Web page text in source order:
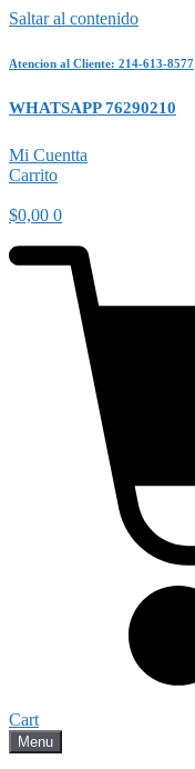
Saltar al contenido
Atencion al Cliente: 214-613-8577
WHATSAPP 76290210
Mi Cuentta
Carrito
$0,00 0
Cart
Menu